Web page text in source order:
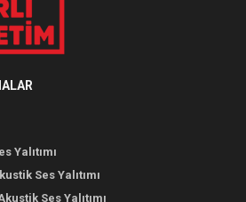
Yalıtımı
Ses Yalıtımı
Ses Yalıtımı